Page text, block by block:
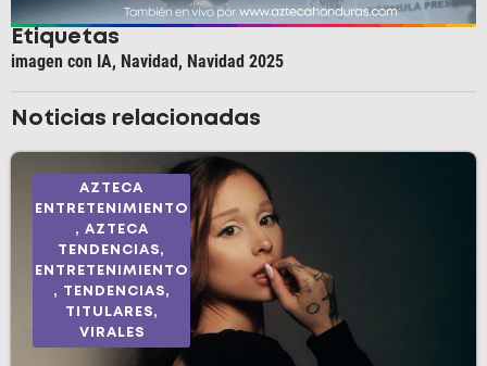
Etiquetas
imagen con IA, Navidad, Navidad 2025
Noticias relacionadas
AZTECA
ENTRETENIMIENTO
, AZTECA
TENDENCIAS,
ENTRETENIMIENTO
,
TENDENCIAS,
TITULARES,
VIRALES